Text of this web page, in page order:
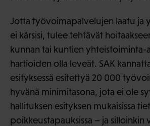
Jotta työvoimapalvelujen laatu ja
ei kärsisi, tulee tehtävät
kunnan tai kuntien yhteistoiminta-
hartioiden olla leveät. SAK
esityksessä esitettyä 20 000
hyvänä minimitasona, jota ei ole
hallituksen esityksen mukaisissa
poikkeustapauksissa – ja silloinkin